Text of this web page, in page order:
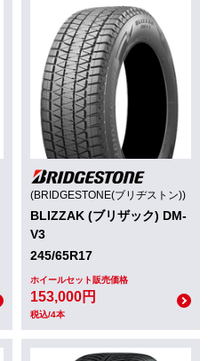
(BRIDGESTONE(ブリヂストン))
BLIZZAK (ブリザック) DM-
V3
245/65R17
ホイールセット販売価格
153,000円
税込/4本